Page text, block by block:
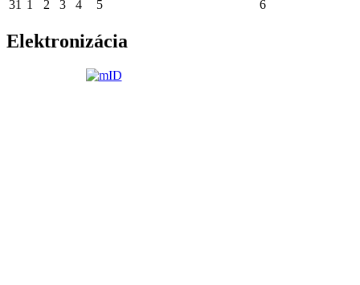
31 1 2 3 4 5 6
Elektronizácia